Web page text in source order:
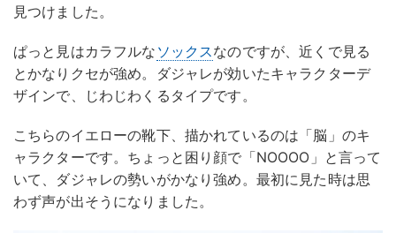
見つけました。
ぱっと見はカラフルな ソックスなのですが、近くで見る
とかなりクセが強め。ダジャレが効いたキャラクターデ
ザインで、じわじわくるタイプです。
こちらのイエローの靴下、描かれているのは「脳」のキ
ャラクターです。ちょっと困り顔で「NOOOO」と言って
いて、ダジャレの勢いがかなり強め。最初に見た時は思
わず声が出そうになりました。